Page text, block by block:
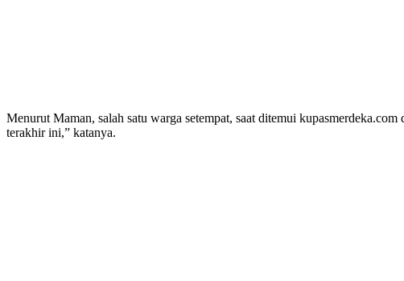
Menurut Maman, salah satu warga setempat, saat ditemui
terakhir ini,” katanya.